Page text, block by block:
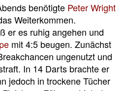
benötigte Peter Wright
Weiterkommen.
er es ruhig angehen und
mit 4:5 beugen. Zunächst
ungenutzt und
In 14 Darts brachte er
jedoch in trockene Tücher